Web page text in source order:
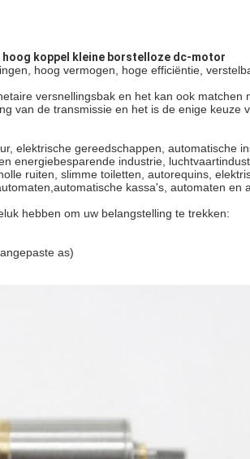
hoog koppel kleine borstelloze dc-motor
hoog vermogen, hoge efficiëntie,
versnellingsbak en het kan ook matchen
van de transmissie en het is de enige keuze
elektrische gereedschappen, automatische
energiebesparende industrie,
ruiten, slimme toiletten, autorequins,
kassa's, automaten en
hebben om uw belangstelling te trekken:
as)